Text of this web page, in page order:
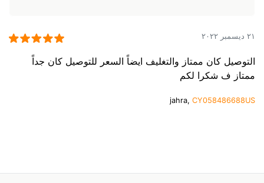
٢١ ديسمبر ٢٠٢٢
التوصيل كان ممتاز والتغليف ايضاً السعر للتوصيل كان جداً
ممتاز ف شكرا لكم
jahra, CY058486688US